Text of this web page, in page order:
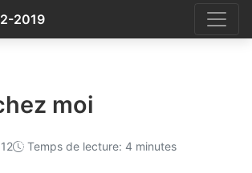
2019
moi
Temps de lecture: 4 minutes